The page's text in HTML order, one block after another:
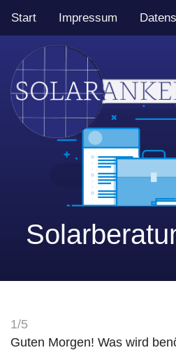
Start Impressum
1/5
Guten Morgen! Was wird